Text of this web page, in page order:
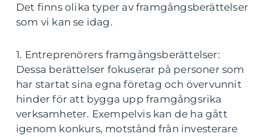
Det finns olika typer av framgångsberättelser
som vi kan se idag.
1. Entreprenörers framgångsberättelser:
Dessa berättelser fokuserar på personer som
har startat sina egna företag och övervunnit
hinder för att bygga upp framgångsrika
verksamheter. Exempelvis kan de ha gått
igenom konkurs, motstånd från investerare